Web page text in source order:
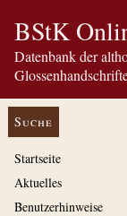
BStK
Datenbank der
Suche
Startseite
Aktuelles
Benutzerhinweise